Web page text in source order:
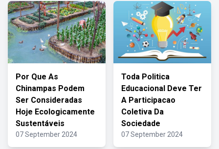
Por Que As
Chinampas Podem
Ser Consideradas
Hoje Ecologicamente
Sustentáveis
07 September 2024
Toda Politica
Educacional Deve Ter
A Participacao
Coletiva Da
Sociedade
07 September 2024